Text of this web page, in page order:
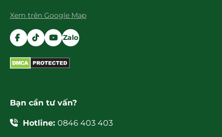
Xem trên Google Map
Zalo
Bạn cần tư vấn?
Hotline: 0846 403 403